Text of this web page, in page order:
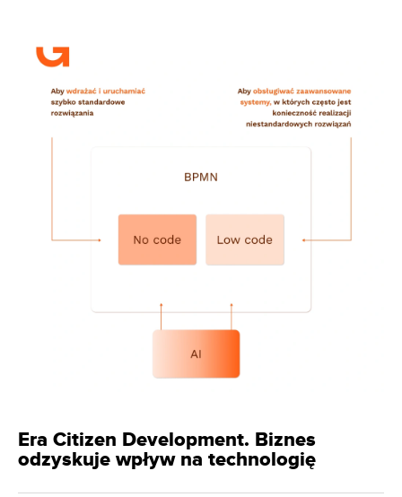
Era Citizen Development. Biznes
odzyskuje wpływ na technologię